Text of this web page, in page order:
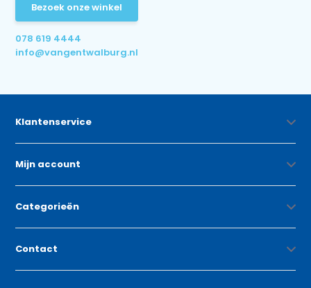
Bezoek onze winkel
078 619 4444
info@vangentwalburg.nl
Klantenservice
Mijn account
Categorieën
Contact